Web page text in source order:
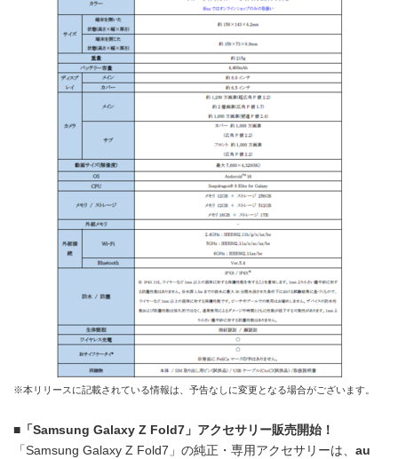
※本リリースに記載されている情報は、予告なしに変更となる場合がございます。
■ 「 Samsung Galaxy Z Fold7 」アクセサリー販売開始！
「Samsung Galaxy Z Fold7」の純正・専用アクセサリーは、 au